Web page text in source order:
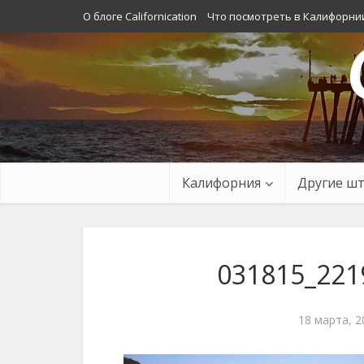
О блоге Californication Что посмотреть в
Калифорния Другие
18 марта,